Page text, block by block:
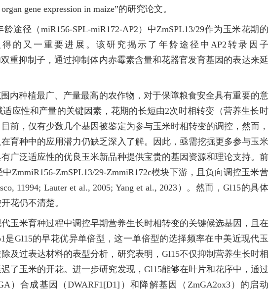
gene expression in maize”的研究论文。
途径（miR156-SPL-miR172-AP2）中ZmSPL13/29作为玉米花期的
的又一重要进展。该研究揭示了年龄途径中AP2转录因子
重抑制子，通过抑制体内赤霉素含量和花器官发育基因的表达来延
围内种植最广、产量最高的农作物，对于保障粮食安全具有重要的意
应性和产量的关键因素，花期的长短由2次时相转变（营养生长时
前，仅有少数几个基因被鉴定为参与玉米时相转变的调控，然而，
育种中的应用潜力仍缺乏深入了解。因此，亟需挖掘更多参与玉米
广泛适应性的优良玉米新品种提供宝贵的基因资源和理论支持。前
ZmmiR156-ZmSPL13/29-ZmmiR172c模块下游，且负向调控玉米营
11994; Lauter et al., 2005; Yang et al., 2023）。然而，Gl15的具体
花仍不清楚。
玉米育种过程中调控早期营养生长时相转变的关键候选基因，且在
是Gl15的早花优异单倍型，这一单倍型的选择频率在中美近现代玉
及过表达材料的表型分析，研究表明，Gl15不仅抑制营养生长时相
了玉米的开花。进一步研究发现，Gl15能够在叶片和花序中，通过
）合成基因（DWARF1[D1]）和降解基因（ZmGA2ox3）的启动